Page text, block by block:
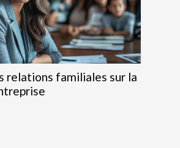
relations familiales sur la